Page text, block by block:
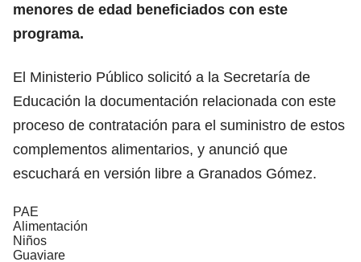
menores de edad beneficiados con este
programa.
El Ministerio Público solicitó a la Secretaría de
Educación la documentación relacionada con este
proceso de contratación para el suministro de estos
complementos alimentarios, y anunció que
escuchará en versión libre a Granados Gómez.
PAE
Alimentación
Niños
Guaviare